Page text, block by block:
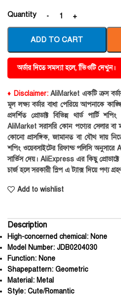
Quantity
ADD TO CART
অর্ডার দিতে সমস্যা হলে, ভিিওটি দেখুন।
♦ Disclaimer:AliMarket একটি ক্রস
মূল লক্ষ্য বর্ডার বাধা পেরিয়ে আপনাকে
প্রদর্শিত প্রোডাক্ট বিভিন্ন থার্ড পার্টি
AliMarket সরাসরি কোন পণ্যের সেলার বা
কোনো প্রাসঙ্গিক, জামানত বা যৌথ দায় নিতে
শপিং ওয়েবসাইটের রিফান্ড পলিসি
সার্ভিস দেয়। AliExpress এর কিছু
চার্জ হলে সরকারী স্লিপ এ ট্যাক্স দিয়ে পণ্য
Add to wishlist
Description
High-concerned chemical: None
Model Number: JDB0204030
Function: None
Shapepattern: Geometric
Material: Metal
Style: Cute/Romantic